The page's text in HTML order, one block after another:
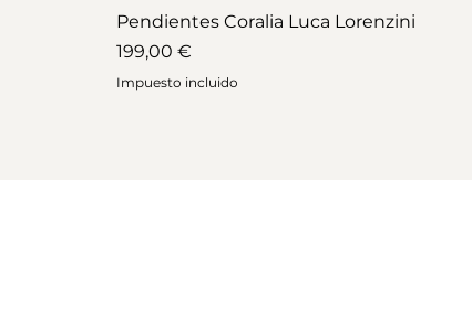
Pendientes Coralia Luca Lorenzini
Precio
199,00 €
Impuesto incluido